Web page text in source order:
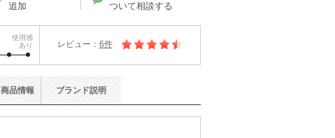
追加
ついて相談する
使用感
あり
レビュー： 6件
商品情報 ブランド説明